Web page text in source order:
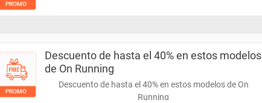
PROMO
PROMO
Descuento de hasta el 40% en estos modelos
de On Running
Descuento de hasta el 40% en estos modelos de On
Running